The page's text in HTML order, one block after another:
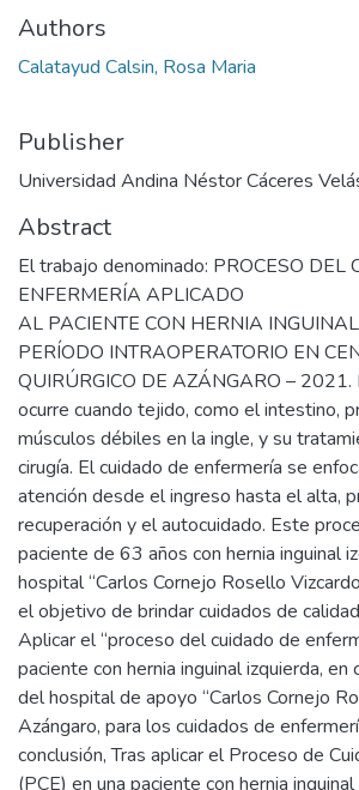
Authors
Calatayud Calsin, Rosa Maria
Publisher
Universidad Andina Néstor Cáceres
Abstract
El trabajo denominado: PROCESO DEL
ENFERMERÍA APLICADO
AL PACIENTE CON HERNIA
PERÍODO INTRAOPERATORIO EN
QUIRÚRGICO DE AZÁNGARO – 2021.
ocurre cuando tejido, como el intestino,
músculos débiles en la ingle, y su
cirugía. El cuidado de enfermería se
atención desde el ingreso hasta el alta,
recuperación y el autocuidado. Este
paciente de 63 años con hernia inguinal
hospital “Carlos Cornejo Rosello
el objetivo de brindar cuidados de
Aplicar el “proceso del cuidado de
paciente con hernia inguinal izquierda, en
del hospital de apoyo “Carlos Cornejo
Azángaro, para los cuidados de
conclusión, Tras aplicar el Proceso de
(PCE) en una paciente con hernia